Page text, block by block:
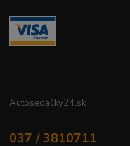
Autosedačky24.sk
037 / 3810711